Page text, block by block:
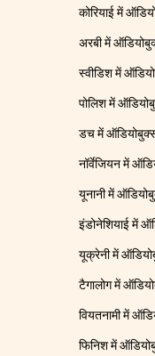
कोरियाई में
अरबी में
स्वीडिश में
पोलिश में
डच में
नॉर्वेजियन में
यूनानी में
इंडोनेशियाई में
यूक्रेनी में
टैगालोग में
वियतनामी में
फिनिश में